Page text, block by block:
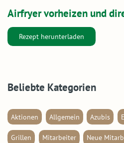
Airfryer vorheizen und
Rezept herunterladen
Beliebte Kategorien
Aktionen Allgemein Azubis
Grillen Mitarbeiter Neue